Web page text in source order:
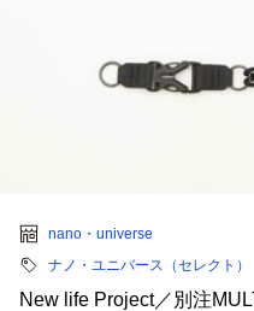
nano・universe
ナノ・ユニバース（セレクト）
New life Project／別注